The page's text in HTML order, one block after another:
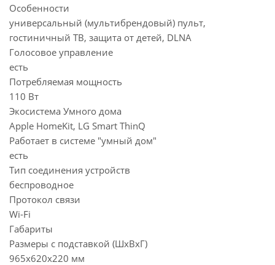
Особенности
универсальный (мультибрендовый) пульт,
гостиничный ТВ, защита от детей, DLNA
Голосовое управление
есть
Потребляемая мощность
110 Вт
Экосистема Умного дома
Apple HomeKit, LG Smart ThinQ
Работает в системе "умный дом"
есть
Тип соединения устройств
беспроводное
Протокол связи
Wi-Fi
Габариты
Размеры с подставкой (ШxВxГ)
965x620x220 мм